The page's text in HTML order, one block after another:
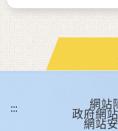
網站
政府網
網站